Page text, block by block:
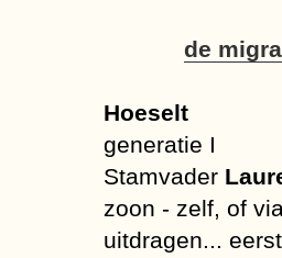
de
Hoeselt
generatie I
Stamvader
zoon - zelf, of
uitdragen...